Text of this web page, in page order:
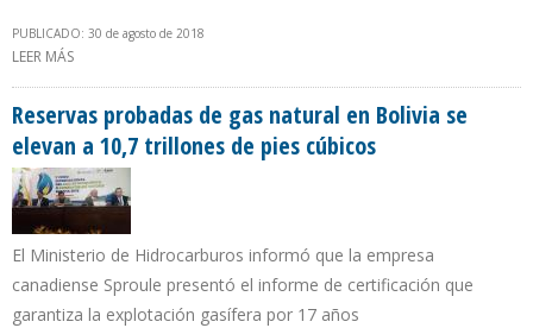
PUBLICADO: 30 de agosto de 2018
LEER MÁS
Reservas probadas de gas natural en Bolivia se
elevan a 10,7 trillones de pies cúbicos
El Ministerio de Hidrocarburos informó que la empresa
canadiense Sproule presentó el informe de certificación que
garantiza la explotación gasífera por 17 años